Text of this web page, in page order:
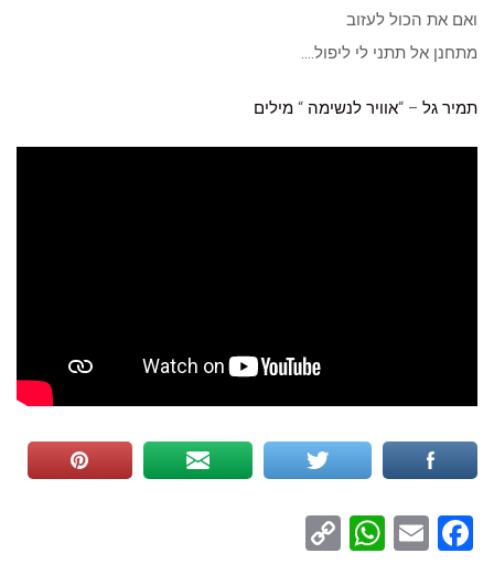
ואם את הכול לעזוב
מתחנן אל תתני לי ליפול….
תמיר גל – “אוויר לנשימה “ מילים
Facebook
Email
WhatsApp